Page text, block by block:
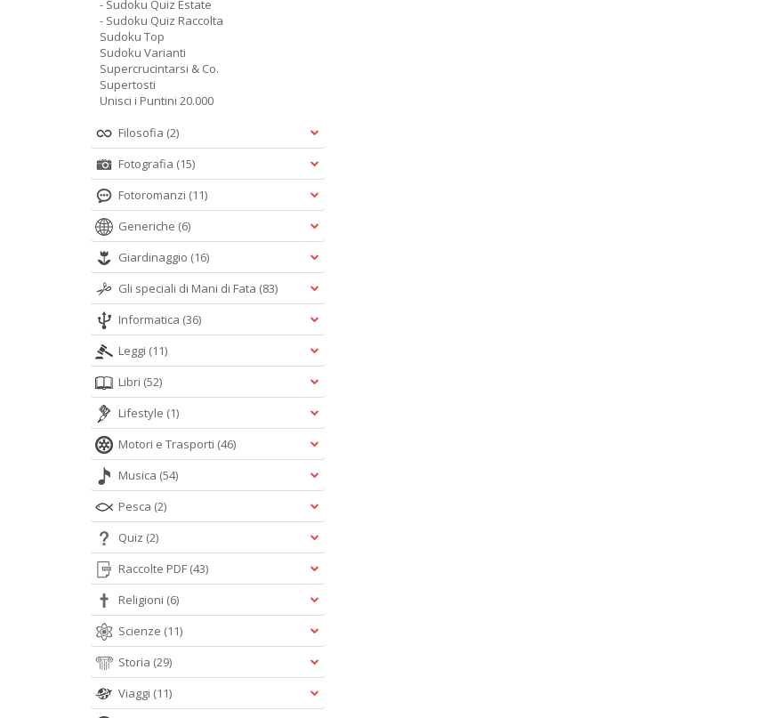
- Sudoku Quiz Estate
- Sudoku Quiz Raccolta
Sudoku Top
Sudoku Varianti
Supercrucintarsi & Co.
Supertosti
Unisci i Puntini 20.000
Filosofia (2)
Fotografia (15)
Fotoromanzi (11)
Generiche (6)
Giardinaggio (16)
Gli speciali di Mani di Fata (83)
Informatica (36)
Leggi (11)
Libri (52)
Lifestyle (1)
Motori e Trasporti (46)
Musica (54)
Pesca (2)
Quiz (2)
Raccolte PDF (43)
Religioni (6)
Scienze (11)
Storia (29)
Viaggi (11)